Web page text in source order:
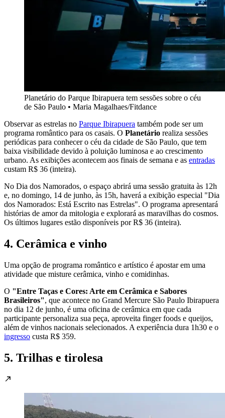
Planetário do Parque Ibirapuera tem sessões sobre o céu
de São Paulo • Maria Magalhaes/Fitdance
Observar as estrelas no Parque Ibirapuera também pode ser um
programa romântico para os casais. O Planetário realiza sessões
periódicas para conhecer o céu da cidade de São Paulo, que tem
baixa visibilidade devido à poluição luminosa e ao crescimento
urbano. As exibições acontecem aos finais de semana e as entradas
custam R$ 36 (inteira).
No Dia dos Namorados, o espaço abrirá uma sessão gratuita às 12h
e, no domingo, 14 de junho, às 15h, haverá a exibição especial "Dia
dos Namorados: Está Escrito nas Estrelas". O programa apresentará
histórias de amor da mitologia e explorará as maravilhas do cosmos.
Os últimos lugares estão disponíveis por R$ 36 (inteira).
4. Cerâmica e vinho
Uma opção de programa romântico e artístico é apostar em uma
atividade que misture cerâmica, vinho e comidinhas.
O "Entre Taças e Cores: Arte em Cerâmica e Sabores
Brasileiros", que acontece no Grand Mercure São Paulo Ibirapuera
no dia 12 de junho, é uma oficina de cerâmica em que cada
participante personaliza sua peça, aproveita finger foods e queijos,
além de vinhos nacionais selecionados. A experiência dura 1h30 e o
ingresso custa R$ 359.
5. Trilhas e tirolesa